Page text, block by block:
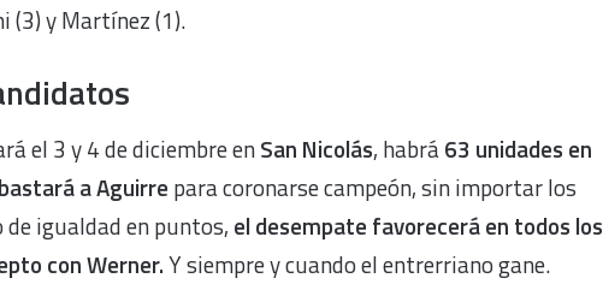
(3) y Martínez (1).
el 3 y 4 de diciembre enSan Nicolás, habrá63 unidades en
a Aguirre para coronarse campeón, sin importar los
igualdad en puntos, el desempate favorecerá en todos los
con Werner.Y siempre y cuando el entrerriano gane.